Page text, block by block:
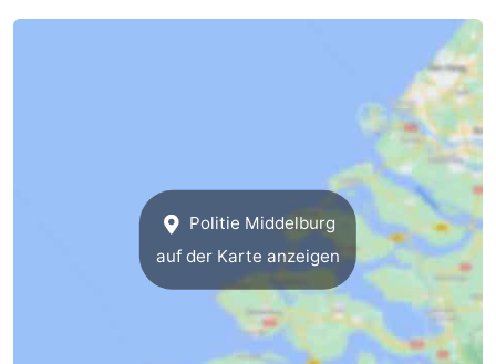
Politie Middelburg
auf der Karte anzeigen